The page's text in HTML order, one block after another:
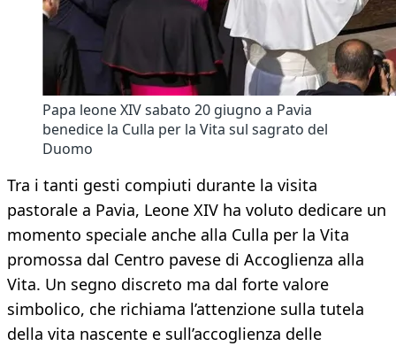
Papa leone XIV sabato 20 giugno a Pavia
benedice la Culla per la Vita sul sagrato del
Duomo
Tra i tanti gesti compiuti durante la visita
pastorale a Pavia, Leone XIV ha voluto dedicare un
momento speciale anche alla Culla per la Vita
promossa dal Centro pavese di Accoglienza alla
Vita. Un segno discreto ma dal forte valore
simbolico, che richiama l’attenzione sulla tutela
della vita nascente e sull’accoglienza delle